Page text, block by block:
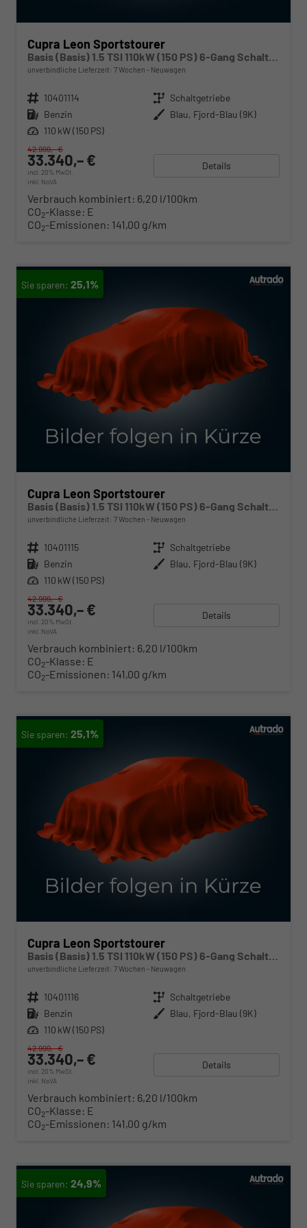
Cupra Leon Sportstourer
Basis (Basis) 1.5 TSI 110kW (150 PS) 6-Gang Schaltgetriebe
unverbindliche Lieferzeit: 7 Wochen Neuwagen
Fahrzeugnr. 10401114 Getriebe Schaltgetriebe
Kraftstoff Benzin Außenfarbe Blau, Fjord-Blau (9K)
Leistung 110 kW (150 PS)
33.340,– €
incl. 20% MwSt.
inkl. NoVA
42.999,– €
Details
Verbrauch kombiniert: 6,20 l/100km
CO2-Klasse: E
CO2-Emissionen: 141,00 g/km
25,1%
Cupra Leon Sportstourer
Basis (Basis) 1.5 TSI 110kW (150 PS) 6-Gang Schaltgetriebe
unverbindliche Lieferzeit: 7 Wochen Neuwagen
Fahrzeugnr. 10401115 Getriebe Schaltgetriebe
Kraftstoff Benzin Außenfarbe Blau, Fjord-Blau (9K)
Leistung 110 kW (150 PS)
33.340,– €
incl. 20% MwSt.
inkl. NoVA
42.999,– €
Details
Verbrauch kombiniert: 6,20 l/100km
CO2-Klasse: E
CO2-Emissionen: 141,00 g/km
25,1%
Cupra Leon Sportstourer
Basis (Basis) 1.5 TSI 110kW (150 PS) 6-Gang Schaltgetriebe
unverbindliche Lieferzeit: 7 Wochen Neuwagen
Fahrzeugnr. 10401116 Getriebe Schaltgetriebe
Kraftstoff Benzin Außenfarbe Blau, Fjord-Blau (9K)
Leistung 110 kW (150 PS)
33.340,– €
incl. 20% MwSt.
inkl. NoVA
42.999,– €
Details
Verbrauch kombiniert: 6,20 l/100km
CO2-Klasse: E
CO2-Emissionen: 141,00 g/km
24,9%